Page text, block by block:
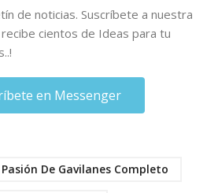
de noticias. Suscríbete a nuestra
cientos de Ideas para tu
en Messenger
De Gavilanes Completo